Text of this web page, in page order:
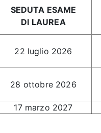
SEDUTA ESAME
DI LAUREA
22 luglio 2026
28 ottobre 2026
17 marzo 2027